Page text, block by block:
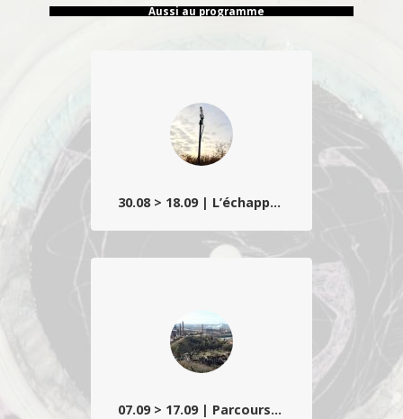
Aussi au programme
30.08 > 18.09 | L’échappée belle
Un regard à la fois surréel et poétique sur
et d’humour décallé.
07.09 > 17.09 | Parcours sonore